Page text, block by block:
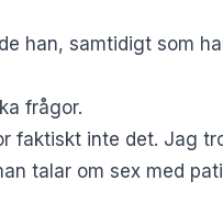
han, samtidigt som
frågor.
faktiskt inte det. Jag
talar om sex med